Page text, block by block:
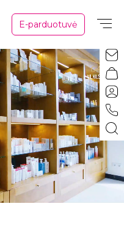
E-parduotuvė